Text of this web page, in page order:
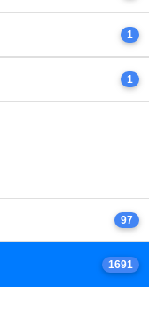
1
1
97
1691